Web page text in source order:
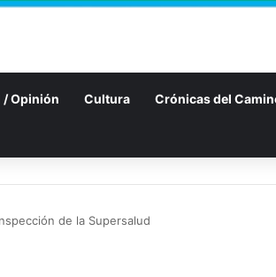
Opinión Cultura Crónicas del
de la Supersalud